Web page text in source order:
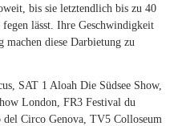
bis sie letztendlich bis zu 40
lässt. Ihre Geschwindigkeit
machen diese Darbietung zu
SAT 1 Aloah Die Südsee Show,
London, FR3 Festival du
Circo Genova, TV5 Colloseum